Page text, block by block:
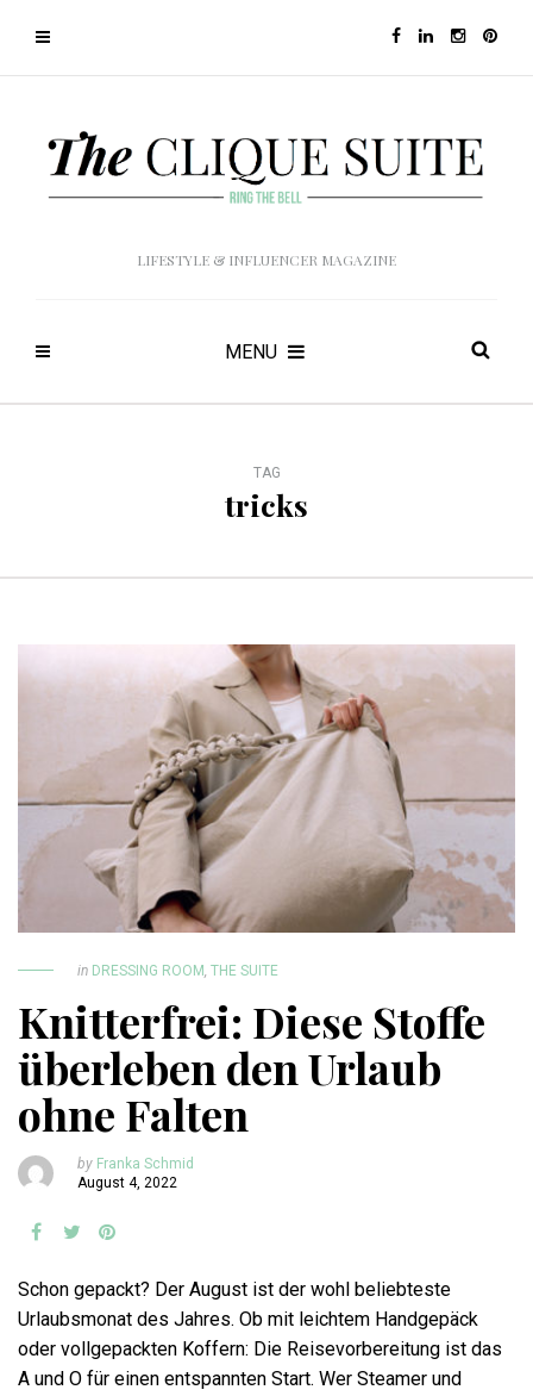
LIFESTYLE & INFLUENCER MAGAZINE
MENU
TAG
tricks
in DRESSING ROOM, THE SUITE
Knitterfrei: Diese Stoffe
überleben den Urlaub
ohne Falten
by Franka Schmid
August 4, 2022
Schon gepackt? Der August ist der wohl beliebteste
Urlaubsmonat des Jahres. Ob mit leichtem Handgepäck
oder vollgepackten Koffern: Die Reisevorbereitung ist das
A und O für einen entspannten Start. Wer Steamer und